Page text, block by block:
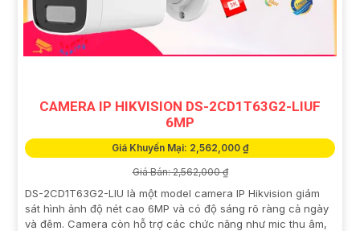
CAMERA IP HIKVISION DS-2CD1T63G2-LIUF
6MP
Giá Khuyến Mại: 2,562,000 ₫
Giá Bán: 2,562,000 ₫
DS-2CD1T63G2-LIU là một model camera IP Hikvision giám
sát hình ảnh độ nét cao 6MP và có độ sáng rõ ràng cả ngày
và đêm. Camera còn hỗ trợ các chức năng như mic thu âm,